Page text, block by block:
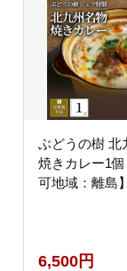
ぶどうの樹 北
焼きカレー1
可地域：離島】
6,500円